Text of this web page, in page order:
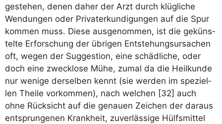
geste­hen, denen daher der Arzt durch klüg­li­che
Wen­dun­gen oder Pri­va­terkun­di­gun­gen auf die Spur
kom­men muss. Die­se aus­ge­nom­men, ist die geküns­
tel­te Erfor­schung der übri­gen Ent­ste­hungs­ur­sa­chen
oft, wegen der Sug­ges­ti­on, eine schäd­li­che, oder
doch eine zweck­lo­se Mühe, zumal da die Heil­kun­de
nur weni­ge der­sel­ben kennt (sie wer­den im spe­zi­el­
len Thei­le vor­kom­men), nach wel­chen [32] auch
ohne Rück­sicht auf die genau­en Zei­chen der dar­aus
ent­sprun­ge­nen Krank­heit, zuver­läs­si­ge Hülfs­mit­tel